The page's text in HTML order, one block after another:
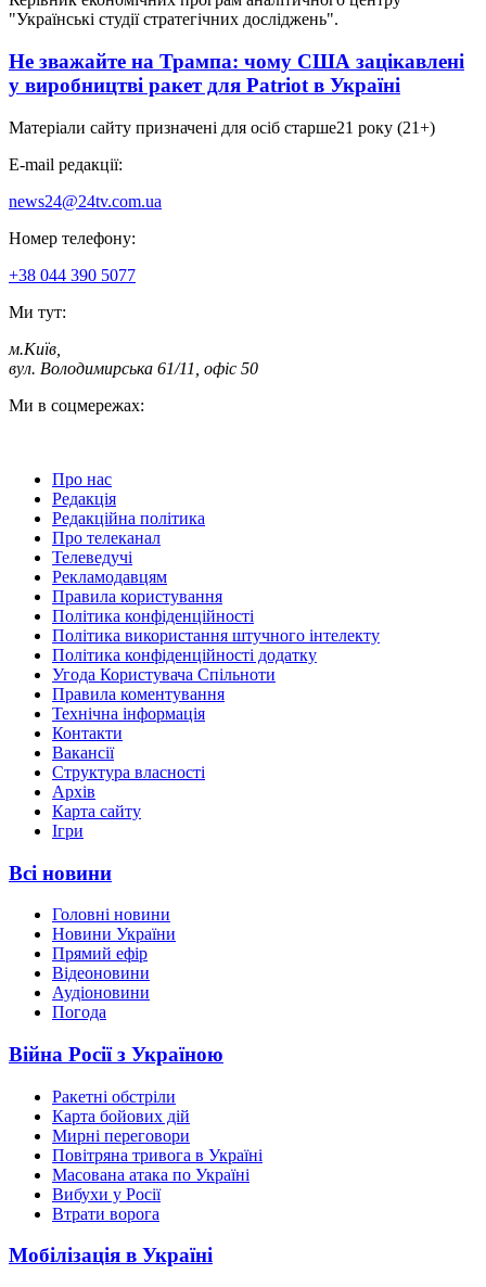
"Українські студії стратегічних досліджень".
Не зважайте на Трампа: чому США зацікавлені
у виробництві ракет для Patriot в Україні
Матеріали сайту призначені для осіб старше21 року (21+)
E-mail редакції:
news24@24tv.com.ua
Номер телефону:
+38 044 390 5077
Ми тут:
м.Київ
вул. Володимирська 61/11, офіс 50
Ми в соцмережах:
Про нас
Редакція
Редакційна політика
Про телеканал
Телеведучі
Рекламодавцям
Правила користування
Політика конфіденційності
Політика використання штучного інтелекту
Політика конфіденційності додатку
Угода Користувача Спільноти
Правила коментування
Технічна інформація
Контакти
Вакансії
Структура власності
Архів
Карта сайту
Ігри
Всі новини
Головні новини
Новини України
Прямий ефір
Відеоновини
Аудіоновини
Погода
Війна Росії з Україною
Ракетні обстріли
Карта бойових дій
Мирні переговори
Повітряна тривога в Україні
Масована атака по Україні
Вибухи у Росії
Втрати ворога
Мобілізація в Україні